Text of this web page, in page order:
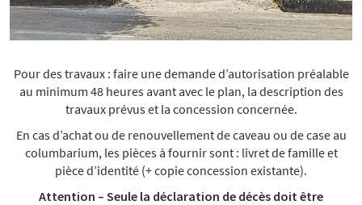
Pour des travaux : faire une demande d’autorisation préalable
au minimum 48 heures avant avec le plan, la description des
travaux prévus et la concession concernée.
En cas d’achat ou de renouvellement de caveau ou de case au
columbarium, les pièces à fournir sont : livret de famille et
pièce d’identité (+ copie concession existante).
Attention – Seule la déclaration de décès doit être